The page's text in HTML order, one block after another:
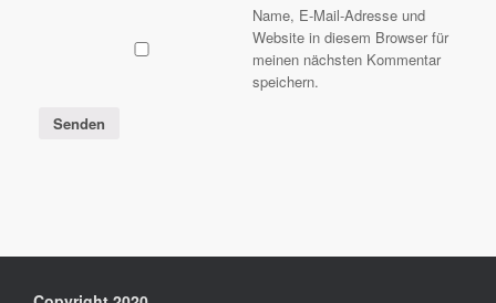
Name, E-Mail-Adresse und
Website in diesem Browser für
meinen nächsten Kommentar
speichern.